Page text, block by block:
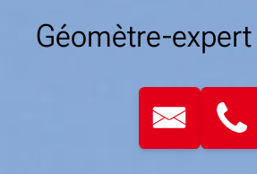
Géomètre-expert